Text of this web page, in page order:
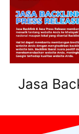
Jasa